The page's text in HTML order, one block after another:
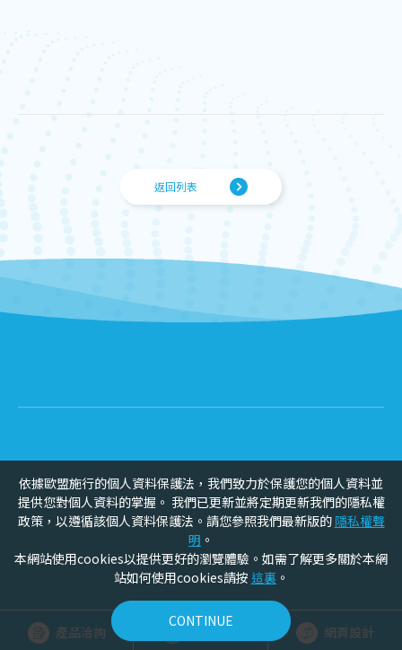
產品洽詢 網頁設計
返回列表
依據歐盟施行的個人資料保護法，我們致力於保護您的個人資料並
提供您對個人資料的掌握。 我們已更新並將定期更新我們的隱私權
政策，以遵循該個人資料保護法。請您參照我們最新版的 隱私權聲
明 。
本網站使用cookies以提供更好的瀏覽體驗。如需了解更多關於本網
站如何使用cookies請按 這裏。
CONTINUE